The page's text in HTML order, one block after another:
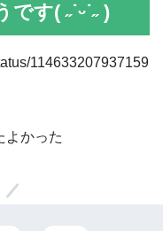
す( ˶˙ᵕ˙˶ )
114633207937159
よかった